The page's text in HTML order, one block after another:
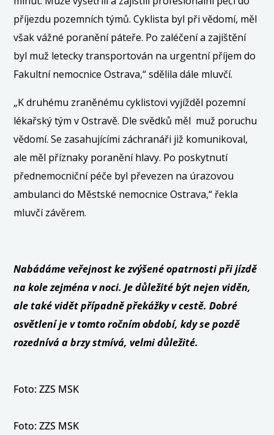
příjezdu pozemních týmů. Cyklista byl při vědomí, měl
však vážné poranění páteře. Po zaléčení a zajištění
byl muž letecky transportován na urgentní příjem do
Fakultní nemocnice Ostrava,“ sdělila dále mluvčí.
„K druhému zraněnému cyklistovi vyjížděl pozemní
lékařský tým v Ostravě. Dle svědků měl muž poruchu
vědomí. Se zasahujícími záchranáři již komunikoval,
ale měl příznaky poranění hlavy. Po poskytnutí
přednemocniční péče byl převezen na úrazovou
ambulanci do Městské nemocnice Ostrava,“ řekla
mluvčí závěrem.
Nabádáme veřejnost ke zvýšené opatrnosti při jízdě
na kole zejména v noci. Je důležité být nejen viděn,
ale také vidět případně překážky v cestě. Dobré
osvětlení je v tomto ročním období, kdy se pozdě
rozednívá a brzy stmívá, velmi důležité.
Foto: ZZS MSK
Foto: ZZS MSK